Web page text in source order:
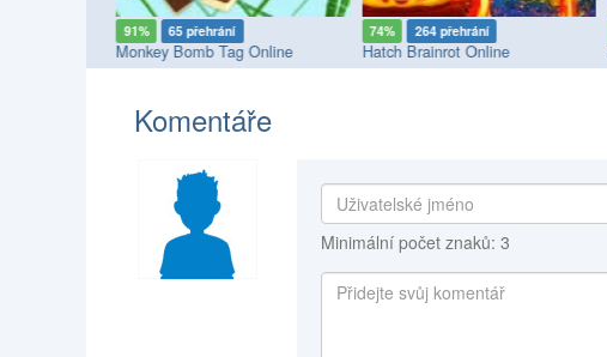
91% 65 přehrání
Monkey Bomb Tag Online
74% 264 přehrání
Hatch Brainrot Online
Komentáře
Minimální počet znaků: 3